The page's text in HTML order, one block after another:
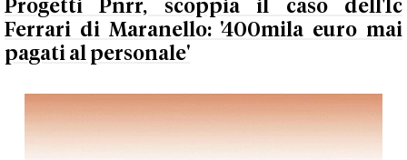
Progetti Pnrr, scoppia il caso dell'Ic
Ferrari di Maranello: '400mila euro mai
pagati al personale'